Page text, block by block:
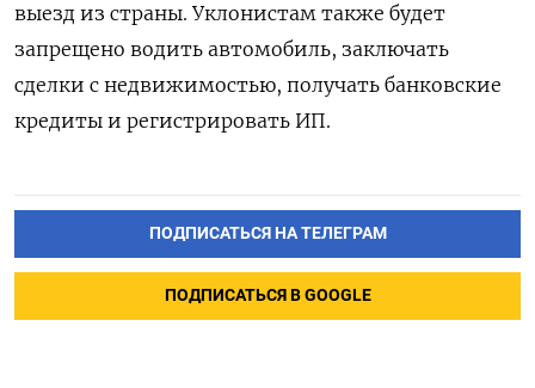
выезд из страны. Уклонистам также будет
запрещено водить автомобиль, заключать
сделки с недвижимостью, получать банковские
кредиты и регистрировать ИП.
ПОДПИСАТЬСЯ НА ТЕЛЕГРАМ
ПОДПИСАТЬСЯ В GOOGLE